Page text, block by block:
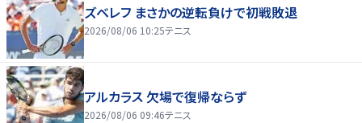
ズベレフ まさかの逆転負けで初戦敗退
2026/08/06 10:25テニス
アルカラス 欠場で復帰ならず
2026/08/06 09:46テニス